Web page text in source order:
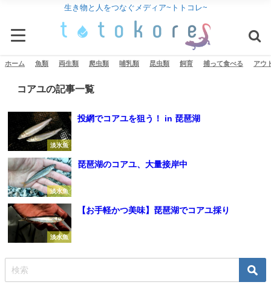
生き物と人をつなぐメディア~トトコレ~
ホーム 魚類 両生類 爬虫類 哺乳類 昆虫類 飼育 捕って食べる アウ
コアユの記事一覧
淡水魚
投網でコアユを狙う！ in 琵琶湖
淡水魚
琵琶湖のコアユ、大量接岸中
淡水魚
【お手軽かつ美味】琵琶湖でコアユ採り